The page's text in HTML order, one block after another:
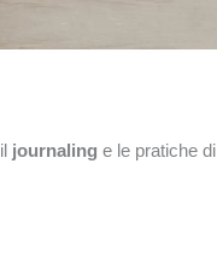
journaling e le pratiche di